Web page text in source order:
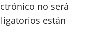
no será
están